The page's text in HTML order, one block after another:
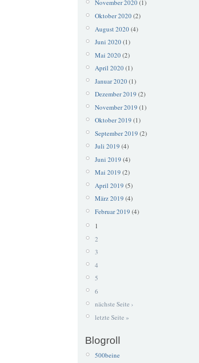
November 2020(1)
Oktober 2020(2)
August 2020(4)
Juni 2020(1)
Mai 2020(2)
April 2020(1)
Januar 2020(1)
Dezember 2019 (2)
November 2019 (1)
Oktober 2019 (1)
September 2019 (2)
Juli 2019 (4)
Juni 2019 (4)
Mai 2019 (2)
April 2019 (5)
März 2019 (4)
Februar 2019 (4)
1
2
3
4
5
6
nächste Seite ›
letzte Seite »
Blogroll
500beine